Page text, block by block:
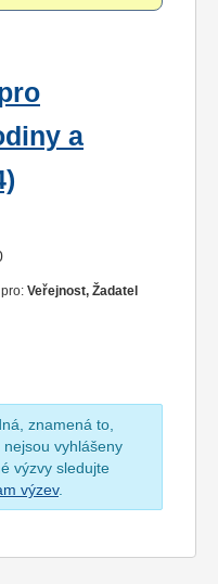
a
Veřejnost, Žadatel
znamená to,
vyhlášeny
výzvy sledujte
výzev.